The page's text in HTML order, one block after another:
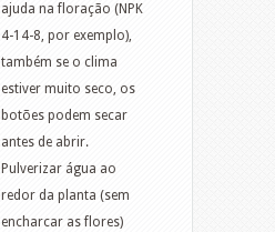
ajuda na floração (NPK
4-14-8, por exemplo),
também se o clima
estiver muito seco, os
botões podem secar
antes de abrir.
Pulverizar água ao
redor da planta (sem
encharcar as flores)